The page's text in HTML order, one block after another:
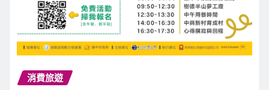
消費旅遊